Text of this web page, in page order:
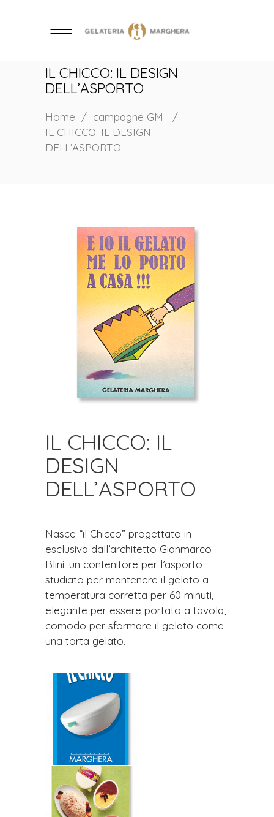
IL CHICCO: IL DESIGN
DELL’ASPORTO
Home / campagne GM
/
IL CHICCO: IL DESIGN
DELL’ASPORTO
IL CHICCO: IL
DESIGN
DELL’ASPORTO
Nasce “il Chicco” progettato in
esclusiva dall’architetto Gianmarco
Blini: un contenitore per l’asporto
studiato per mantenere il gelato a
temperatura corretta per 60 minuti,
elegante per essere portato a tavola,
comodo per sformare il gelato come
una torta gelato.